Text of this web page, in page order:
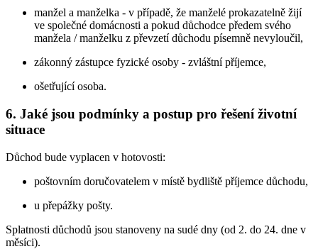
manžel a manželka - v případě, že manželé prokazatelně žijí
ve společné domácnosti a pokud důchodce předem svého
manžela / manželku z převzetí důchodu písemně nevyloučil,
zákonný zástupce fyzické osoby - zvláštní příjemce,
ošetřující osoba.
6. Jaké jsou podmínky a postup pro řešení životní
situace
Důchod bude vyplacen v hotovosti:
poštovním doručovatelem v místě bydliště příjemce důchodu,
u přepážky pošty.
Splatnosti důchodů jsou stanoveny na sudé dny (od 2. do 24. dne v
měsíci).